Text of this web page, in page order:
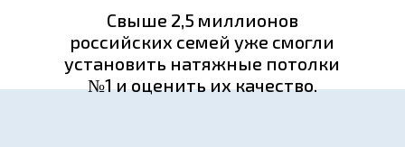
Свыше 2,5 миллионов
российских семей уже смогли
установить натяжные потолки
№1 и оценить их качество.